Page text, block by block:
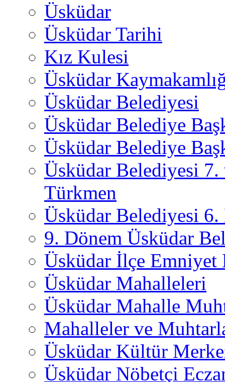
Üsküdar
Üsküdar Tarihi
Kız Kulesi
Üsküdar
Üsküdar Belediyesi
Üsküdar Belediye
Üsküdar Belediye
Üsküdar Belediyesi
Türkmen
Üsküdar Belediyesi 6.
9. Dönem Üsküdar
Üsküdar İlçe
Üsküdar Mahalleleri
Üsküdar Mahalle
Mahalleler ve
Üsküdar Kültür
Üsküdar Nöbetçi